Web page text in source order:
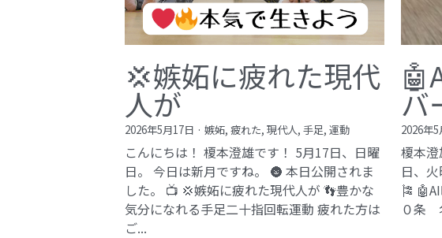
💢嫉妬に疲れた現代
人が
2026年5月17日 ·嫉妬, 疲れた, 現代人, 手足, 運動
こんにちは！ 榎本澄雄です！ 5月17日、日曜
日。 今日は新月ですね。 🌚 本日公開されま
した。 📺 💢嫉妬に疲れた現代人が 👣豊かな
気分になれる手足二十指回転運動 疲れた方は
ご...
バ
2026年5
榎本
日、
🎏
０条